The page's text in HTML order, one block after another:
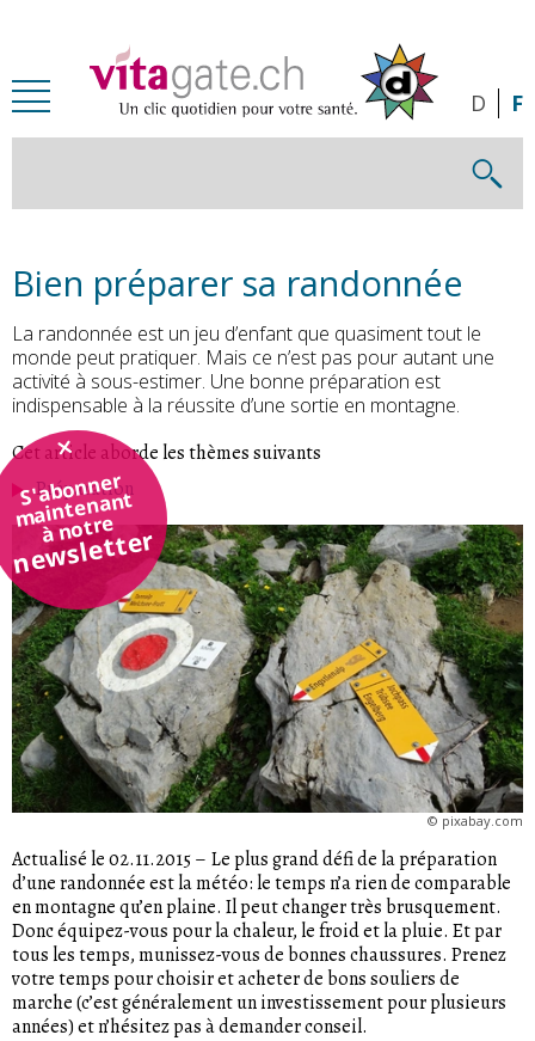
S'abonner
maintenant
à notre
newsletter
D F
Bien préparer sa randonnée
La randonnée est un jeu d’enfant que quasiment tout le
monde peut pratiquer. Mais ce n’est pas pour autant une
activité à sous-estimer. Une bonne préparation est
indispensable à la réussite d’une sortie en montagne.
Cet article aborde les thèmes suivants
Préparation
© pixabay.com
Actualisé le 02.11.2015– Le plus grand défi de la préparation
d’une randonnée est la météo: le temps n’a rien de comparable
en montagne qu’en plaine. Il peut changer très brusquement.
Donc équipez-vous pour la chaleur, le froid et la pluie. Et par
tous les temps, munissez-vous de bonnes chaussures. Prenez
votre temps pour choisir et acheter de bons souliers de
marche (c’est généralement un investissement pour plusieurs
années) et n’hésitez pas à demander conseil.